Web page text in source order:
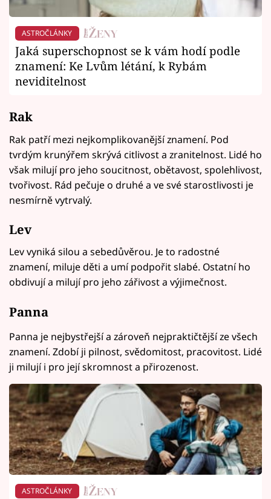
ASTROČLÁNKY
Jaká superschopnost se k vám hodí podle
znamení: Ke Lvům létání, k Rybám
neviditelnost
Rak
Rak patří mezi nejkomplikovanější znamení. Pod
tvrdým krunýřem skrývá citlivost a zranitelnost. Lidé ho
však milují pro jeho soucitnost, obětavost, spolehlivost,
tvořivost. Rád pečuje o druhé a ve své starostlivosti je
nesmírně vytrvalý.
Lev
Lev vyniká silou a sebedůvěrou. Je to radostné
znamení, miluje děti a umí podpořit slabé. Ostatní ho
obdivují a milují pro jeho zářivost a výjimečnost.
Panna
Panna je nejbystřejší a zároveň nejpraktičtější ze všech
znamení. Zdobí ji pilnost, svědomitost, pracovitost. Lidé
ji milují i pro její skromnost a přirozenost.
ASTROČLÁNKY